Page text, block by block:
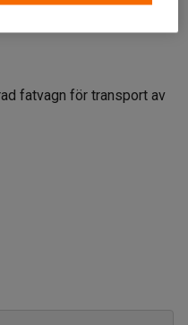
fatvagn för transport av